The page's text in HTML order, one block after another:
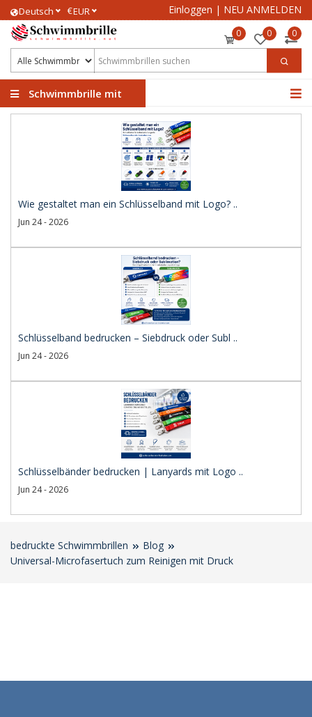
Deutsch €EUR Einloggen | NEU ANMELDEN
0 0 0
Schwimmbrille mit
Wie gestaltet man ein Schlüsselband mit Logo? ..
Jun 24 - 2026
Schlüsselband bedrucken – Siebdruck oder Subl ..
Jun 24 - 2026
Schlüsselbänder bedrucken | Lanyards mit Logo ..
Jun 24 - 2026
bedruckte Schwimmbrillen
Blog
Universal-Microfasertuch zum Reinigen mit Druck